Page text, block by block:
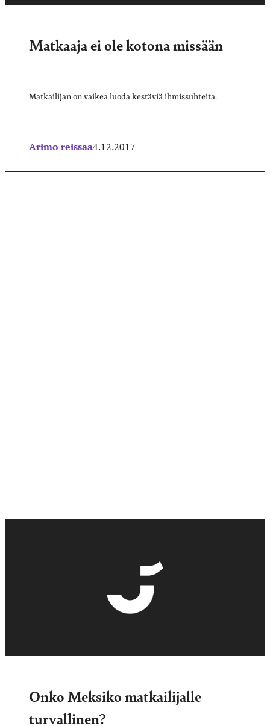
Matkaaja ei ole kotona missään
Matkailijan on vaikea luoda kestäviä ihmissuhteita.
Arimo reissaa4.12.2017
Onko Meksiko matkailijalle
turvallinen?